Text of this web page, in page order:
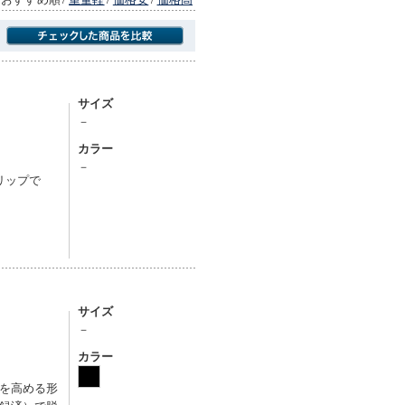
ップで
サイズ
－
カラー
－
高める形
サイズ
－
カラー